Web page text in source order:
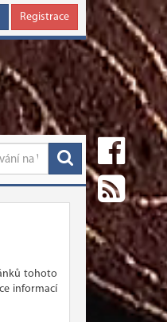
Registrace
tohoto
informací